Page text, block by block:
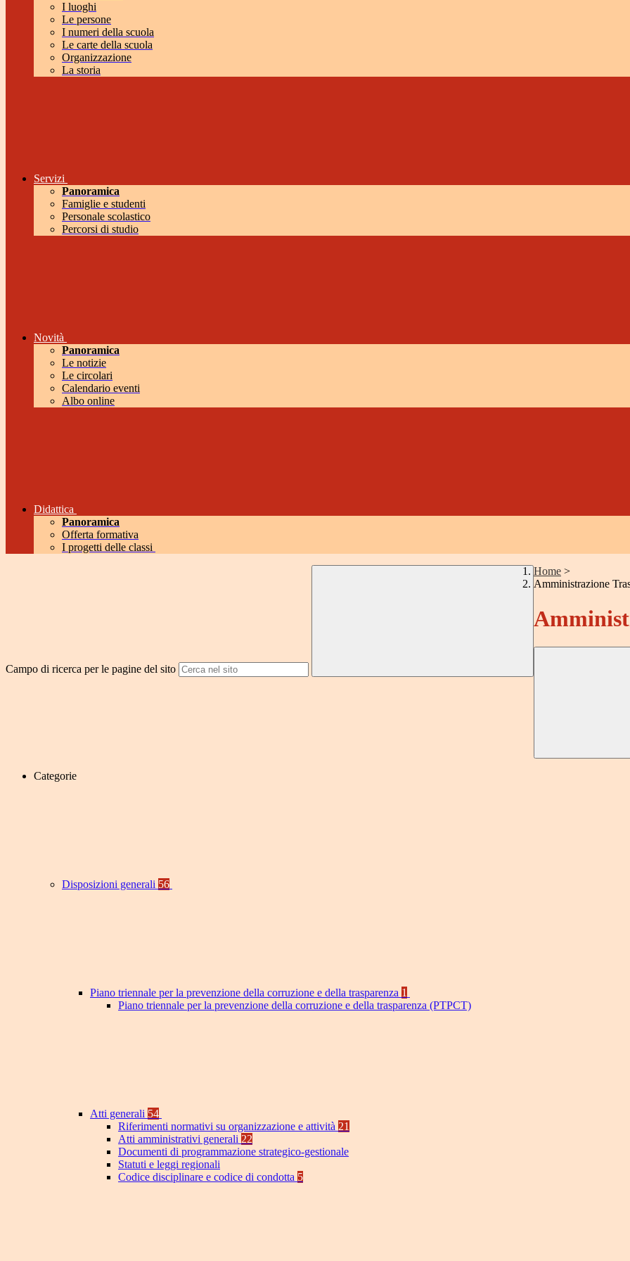
I luoghi
Le persone
I numeri della scuola
Le carte della scuola
Organizzazione
La storia
Servizi
Panoramica
Famiglie e studenti
Personale scolastico
Percorsi di studio
Novità
Panoramica
Le notizie
Le circolari
Calendario eventi
Albo online
Didattica
Panoramica
Offerta formativa
I progetti delle classi
Campo di ricerca per le pagine del sito
Home >
Amministrazione
Categorie
Disposizioni generali 56
Piano triennale per la prevenzione della corruzione e della trasparenza 1
Piano triennale per la prevenzione della corruzione e della trasparenza (PTPCT)
Atti generali 54
Riferimenti normativi su organizzazione e attività 21
Atti amministrativi generali 22
Documenti di programmazione strategico-gestionale
Statuti e leggi regionali
Codice disciplinare e codice di condotta 5